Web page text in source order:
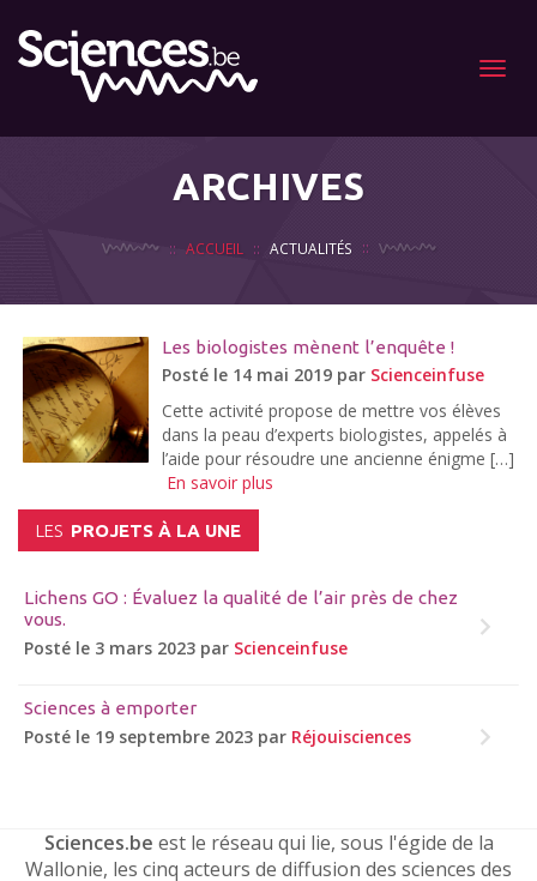
Menu
ARCHIVES
ACCUEIL ACTUALITÉS
Les biologistes mènent l’enquête !
Posté le 14 mai 2019 par Scienceinfuse
Cette activité propose de mettre vos élèves
dans la peau d’experts biologistes, appelés à
l’aide pour résoudre une ancienne énigme […]
En savoir plus
LES PROJETS À LA UNE
Lichens GO : Évaluez la qualité de l’air près de chez
vous.
Posté le 3 mars 2023 par Scienceinfuse
Sciences à emporter
Posté le 19 septembre 2023 par Réjouisciences
Sciences.be est le réseau qui lie, sous l'égide de la
Wallonie, les cinq acteurs de diffusion des sciences des